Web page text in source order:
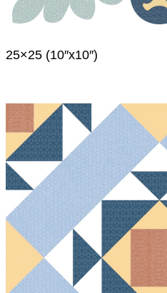
25×25 (10″x10″)